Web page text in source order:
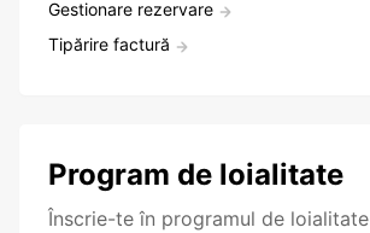
Gestionare rezervare
Tipărire factură
Program de loialitate
Înscrie-te în programul de loialitate